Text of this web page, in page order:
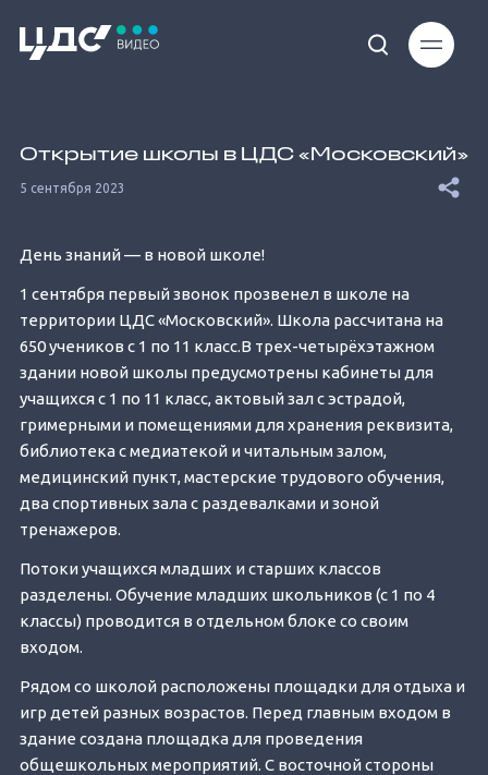
Unmute
Открытие школы в ЦДС «Московский»
5 сентября 2023
День знаний — в новой школе!
1 сентября первый звонок прозвенел в школе на
территории ЦДС «Московский». Школа рассчитана на
650 учеников с 1 по 11 класс.В трех-четырёхэтажном
здании новой школы предусмотрены кабинеты для
учащихся с 1 по 11 класс, актовый зал с эстрадой,
гримерными и помещениями для хранения реквизита,
библиотека с медиатекой и читальным залом,
медицинский пункт, мастерские трудового обучения,
два спортивных зала с раздевалками и зоной
тренажеров.
Потоки учащихся младших и старших классов
разделены. Обучение младших школьников (с 1 по 4
классы) проводится в отдельном блоке со своим
входом.
Рядом со школой расположены площадки для отдыха и
игр детей разных возрастов. Перед главным входом в
здание создана площадка для проведения
общешкольных мероприятий. С восточной стороны